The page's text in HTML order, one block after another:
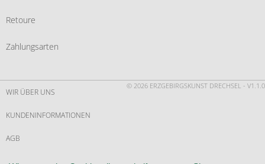
Retoure
Zahlungsarten
© 2026 ERZGEBIRGSKUNST DRECHSEL - V1.1.0
WIR ÜBER UNS
KUNDENINFORMATIONEN
AGB
WIDERRUF